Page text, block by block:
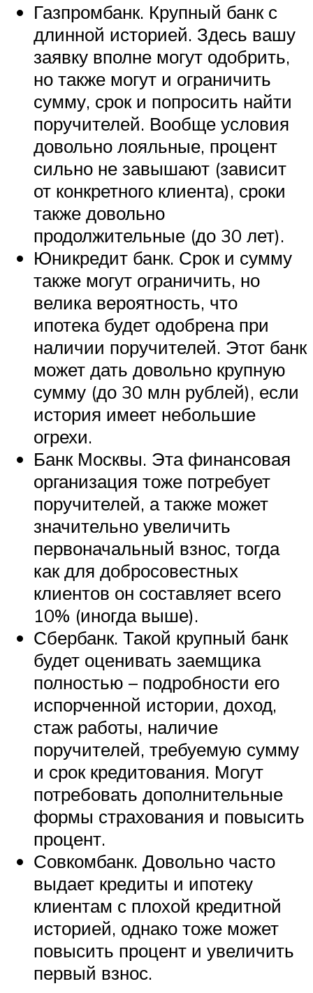
Газпромбанк. Крупный банк с
длинной историей. Здесь вашу
заявку вполне могут одобрить,
но также могут и ограничить
сумму, срок и попросить найти
поручителей. Вообще условия
довольно лояльные, процент
сильно не завышают (зависит
от конкретного клиента), сроки
также довольно
продолжительные (до 30 лет).
Юникредит банк. Срок и сумму
также могут ограничить, но
велика вероятность, что
ипотека будет одобрена при
наличии поручителей. Этот банк
может дать довольно крупную
сумму (до 30 млн рублей), если
история имеет небольшие
огрехи.
Банк Москвы. Эта финансовая
организация тоже потребует
поручителей, а также может
значительно увеличить
первоначальный взнос, тогда
как для добросовестных
клиентов он составляет всего
10% (иногда выше).
Сбербанк. Такой крупный банк
будет оценивать заемщика
полностью – подробности его
испорченной истории, доход,
стаж работы, наличие
поручителей, требуемую сумму
и срок кредитования. Могут
потребовать дополнительные
формы страхования и повысить
процент.
Совкомбанк. Довольно часто
выдает кредиты и ипотеку
клиентам с плохой кредитной
историей, однако тоже может
повысить процент и увеличить
первый взнос.